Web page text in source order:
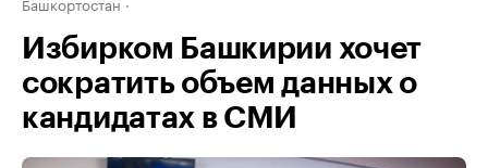
Избирком Башкирии хочет
сократить объем данных о
кандидатах в СМИ